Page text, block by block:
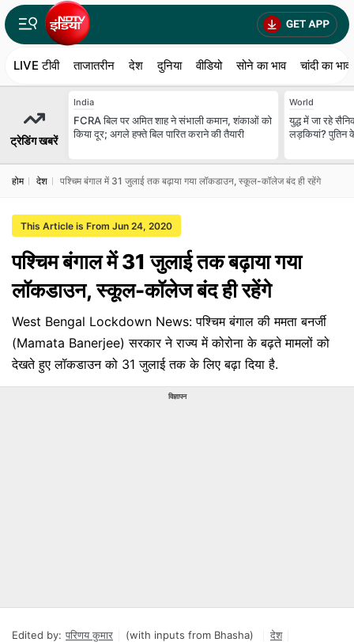
LIVE टीवी ताजातरीन देश दुनिया वीडियो सोने का भाव चांदी का भाव
ट्रेडिंग खबरें
India
FCRA बिल पर अमित शाह ने संभाली कमान, शंकाओं को
किया दूर; अगले हफ्ते बिल पारित कराने की तैयारी
World
युद्ध में जा रहे
लड़कियां? पुतिन
होम देश पश्चिम बंगाल में 31 जुलाई तक बढ़ाया गया लॉकडाउन, स्कूल-कॉलेज बंद ही रहेंगे
This Article is From Jun 24, 2020
पश्चिम बंगाल में 31 जुलाई तक बढ़ाया गया
लॉकडाउन, स्कूल-कॉलेज बंद ही रहेंगे
West Bengal Lockdown News: पश्चिम बंगाल की ममता बनर्जी
(Mamata Banerjee) सरकार ने राज्य में कोरोना के बढ़ते मामलों को
देखते हुए लॉकडाउन को 31 जुलाई तक के लिए बढ़ा दिया है.
विज्ञापन
Edited by: परिणय कुमार (with inputs from Bhasha)
देश